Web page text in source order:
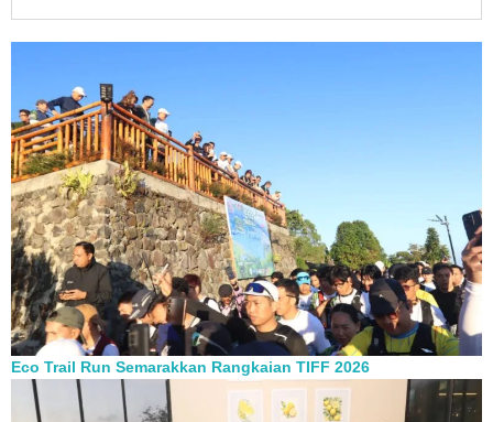
Eco Trail Run Semarakkan Rangkaian TIFF 2026